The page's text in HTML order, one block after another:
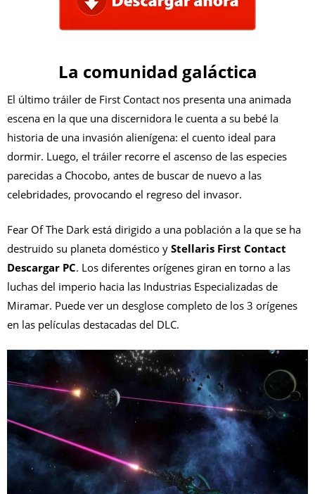
La comunidad galáctica
El último tráiler de First Contact nos presenta una animada
escena en la que una discernidora le cuenta a su bebé la
historia de una invasión alienígena: el cuento ideal para
dormir. Luego, el tráiler recorre el ascenso de las especies
parecidas a Chocobo, antes de buscar de nuevo a las
celebridades, provocando el regreso del invasor.
Fear Of The Dark está dirigido a una población a la que se ha
destruido su planeta doméstico y Stellaris First Contact
Descargar PC. Los diferentes orígenes giran en torno a las
luchas del imperio hacia las Industrias Especializadas de
Miramar. Puede ver un desglose completo de los 3 orígenes
en las películas destacadas del DLC.